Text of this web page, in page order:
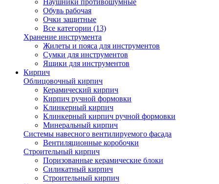
Наушники противошумные
Обувь рабочая
Очки защитные
Все категории (13)
Хранение инструмента
Жилеты и пояса для инструментов
Сумки для инструментов
Ящики для инструментов
Кирпич
Облицовочный кирпич
Керамический кирпич
Кирпич ручной формовки
Клинкерный кирпич
Клинкерный кирпич ручной формовки
Минеральный кирпич
Системы навесного вентилируемого фасада
Вентиляционные коробочки
Строительный кирпич
Поризованные керамические блоки
Силикатный кирпич
Строительный кирпич